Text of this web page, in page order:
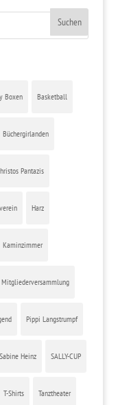
Boxen Basketball
Büchergirlanden
Pantazis
Harz
Kaminzimmer
Mitgliederversammlung
Pippi Langstrumpf
Sabine Heinz SALLY-CUP
T-Shirts Tanztheater